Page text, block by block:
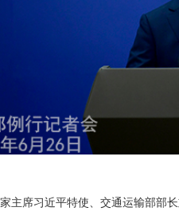
主席习近平特使、交通运输部部